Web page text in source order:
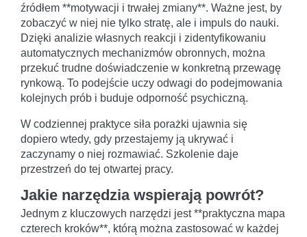
źródłem **motywacji i trwałej zmiany**. Ważne jest, by
zobaczyć w niej nie tylko stratę, ale i impuls do nauki.
Dzięki analizie własnych reakcji i zidentyfikowaniu
automatycznych mechanizmów obronnych, można
przekuć trudne doświadczenie w konkretną przewagę
rynkową. To podejście uczy odwagi do podejmowania
kolejnych prób i buduje odporność psychiczną.
W codziennej praktyce siła porażki ujawnia się
dopiero wtedy, gdy przestajemy ją ukrywać i
zaczynamy o niej rozmawiać. Szkolenie daje
przestrzeń do tej otwartej pracy.
Jakie narzędzia wspierają powrót?
Jednym z kluczowych narzędzi jest **praktyczna mapa
czterech kroków**, którą można zastosować w każdej